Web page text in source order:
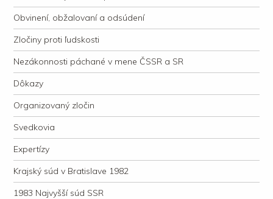
Obvinení, obžalovaní a odsúdení
Zločiny proti ľudskosti
Nezákonnosti páchané v mene ČSSR a SR
Dôkazy
Organizovaný zločin
Svedkovia
Expertízy
Krajský súd v Bratislave 1982
1983 Najvyšší súd SSR